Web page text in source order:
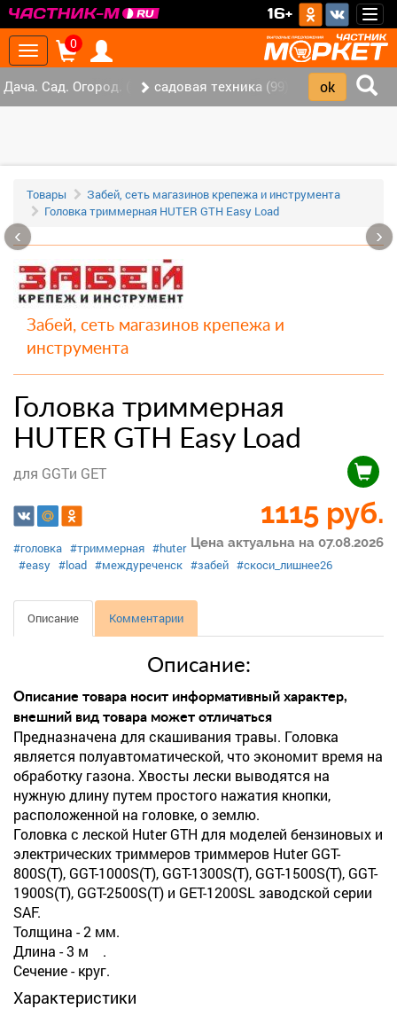
16+
Toggle
navigation
0
Дача. Сад. Огород. (147)садовая техника (99)
Товары
Забей, сеть магазинов крепежа и инструмента
Головка триммерная HUTER GTH Easy Load
Забей, сеть магазинов крепежа и
инструмента
Головка триммерная
HUTER GTH Easy Load
для GGTи GET
1115 руб.
Цена актуальна на 07.08.2026
#головка #триммерная #huter
#easy #load #междуреченск #забей #скоси_лишнее26
Описание Комментарии
Описание:
Описание товара носит информативный характер,
внешний вид товара может отличаться
Предназначена для скашивания травы. Головка
является полуавтоматической, что экономит время на
обработку газона. Хвосты лески выводятся на
нужную длину путем простого нажатия кнопки,
расположенной на головке, о землю.
Головка с леской Huter GTH для моделей бензиновых и
электрических триммеров триммеров Huter GGT-
800S(T), GGT-1000S(T), GGT-1300S(T), GGT-1500S(T), GGT-
1900S(T), GGT-2500S(T) и GET-1200SL заводской серии
SAF.
Толщина - 2 мм.
Длина - 3 м .
Сечение - круг.
Характеристики
‹ ›